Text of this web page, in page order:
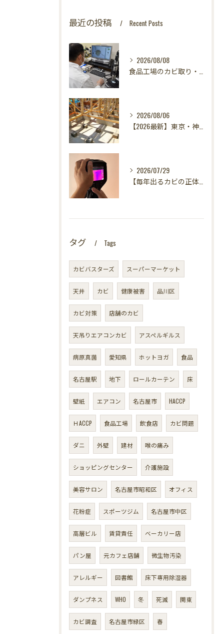
最近の投稿 Recent Posts
2026/08/08
2026/08/06
2026/07/29
タグ Tags
カビバスターズ スーパーマーケット
天井 カビ 健康被害 品川区
カビ対策 店舗のカビ
天吊りエアコンカビ アスペルギルス
病原真菌 愛知県 ホットヨガ 食品
名古屋駅 地下 ロールカーテン 床
壁紙 エアコン 名古屋市 HACCP
ＨACCP 食品工場 飲食店 カビ問題
ダニ 外壁 建材 喉の痛み
ショッピングセンター 介護施設
美容サロン 名古屋市昭和区 オフィス
花粉症 スポーツジム 名古屋市中区
高層ビル 賃貸責任 ベーカリー店
パン屋 元カフェ店舗 微生物汚染
アレルギー 図書館 床下専用除湿器
ダンプネス WHO 冬 死滅 関東
カビ調査 名古屋市緑区 春